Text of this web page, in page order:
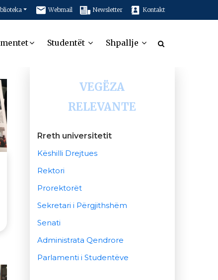
Webmail Newsletter Kontakt
Studentët Shpallje
VEGËZA
RELEVANTE
Rreth universitetit
Këshilli Drejtues
Rektori
Prorektorët
Sekretari i Përgjithshëm
Senati
Administrata Qendrore
Parlamenti i Studentëve